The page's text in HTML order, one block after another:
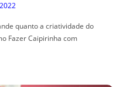
quanto a criatividade do
Fazer Caipirinha com